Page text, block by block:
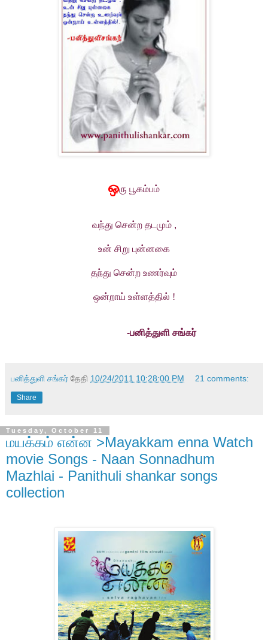
ஒரு பூகம்பம்
வந்து சென்ற தடமும் ,
உன் சிறு புன்னகை
தந்து சென்ற உணர்வும்
ஒன்றாய் உள்ளத்தில் !
-பனித்துளி சங்கர்
பனித்துளி சங்கர் தேதி 10/24/2011 10:28:00 PM 21 comments:
Share
Tuesday, October 11
மயக்கம் என்ன >Mayakkam enna Watch
movie Songs - Naan Sonnadhum
Mazhlai - Panithuli shankar songs
collection